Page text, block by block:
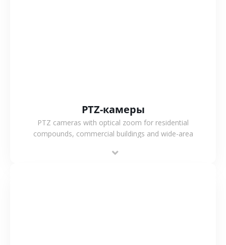
PTZ-камеры
PTZ cameras with optical zoom for residential
compounds, commercial buildings and wide-area
flexible coverage.